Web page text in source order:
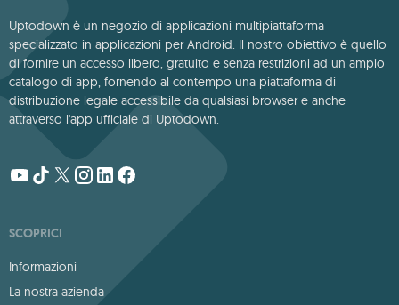
Uptodown è un negozio di applicazioni multipiattaforma
specializzato in applicazioni per Android. Il nostro obiettivo è quello
di fornire un accesso libero, gratuito e senza restrizioni ad un ampio
catalogo di app, fornendo al contempo una piattaforma di
distribuzione legale accessibile da qualsiasi browser e anche
attraverso l'app ufficiale di Uptodown.
SCOPRICI
Informazioni
La nostra azienda